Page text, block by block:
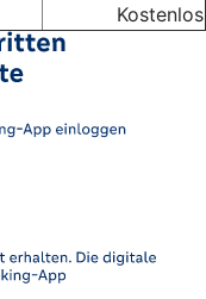
Kostenlos